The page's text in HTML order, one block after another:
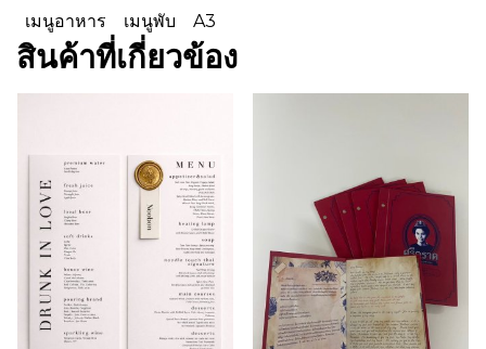
เมนูอาหาร
เมนูพับ A3
สินค้าที่เกี่ยวข้อง